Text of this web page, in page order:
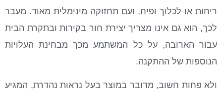
ריחות או לכלוך ופיח, ועם תחזוקה מינימלית מאוד. מעבר
לכך, הוא גם אינו מצריך יצירת חור בקירות ובתקרת הבית
עבור הארובה, על כל המשתמע מכך מבחינת העלויות
הנוספות של ההתקנה.
ולא פחות חשוב, מדובר במוצר בעל נראות נהדרת, המגיע